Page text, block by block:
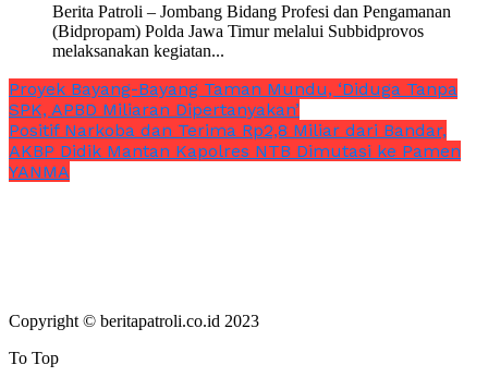
Berita Patroli – Jombang Bidang Profesi dan Pengamanan
(Bidpropam) Polda Jawa Timur melalui Subbidprovos
melaksanakan kegiatan...
Proyek Bayang-Bayang Taman Mundu, ‘Diduga Tanpa
SPK, APBD Miliaran Dipertanyakan’
Positif Narkoba dan Terima Rp2,8 Miliar dari Bandar,
AKBP Didik Mantan Kapolres NTB Dimutasi ke Pamen
YANMA
Copyright © beritapatroli.co.id 2023
To Top